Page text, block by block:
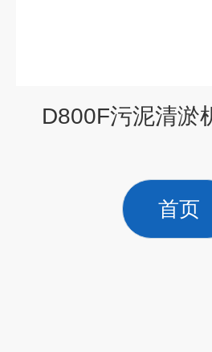
D800F污泥清淤
首页